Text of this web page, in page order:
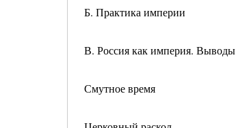
Б. Практика империи
В. Россия как империя. Выводы
Смутное время